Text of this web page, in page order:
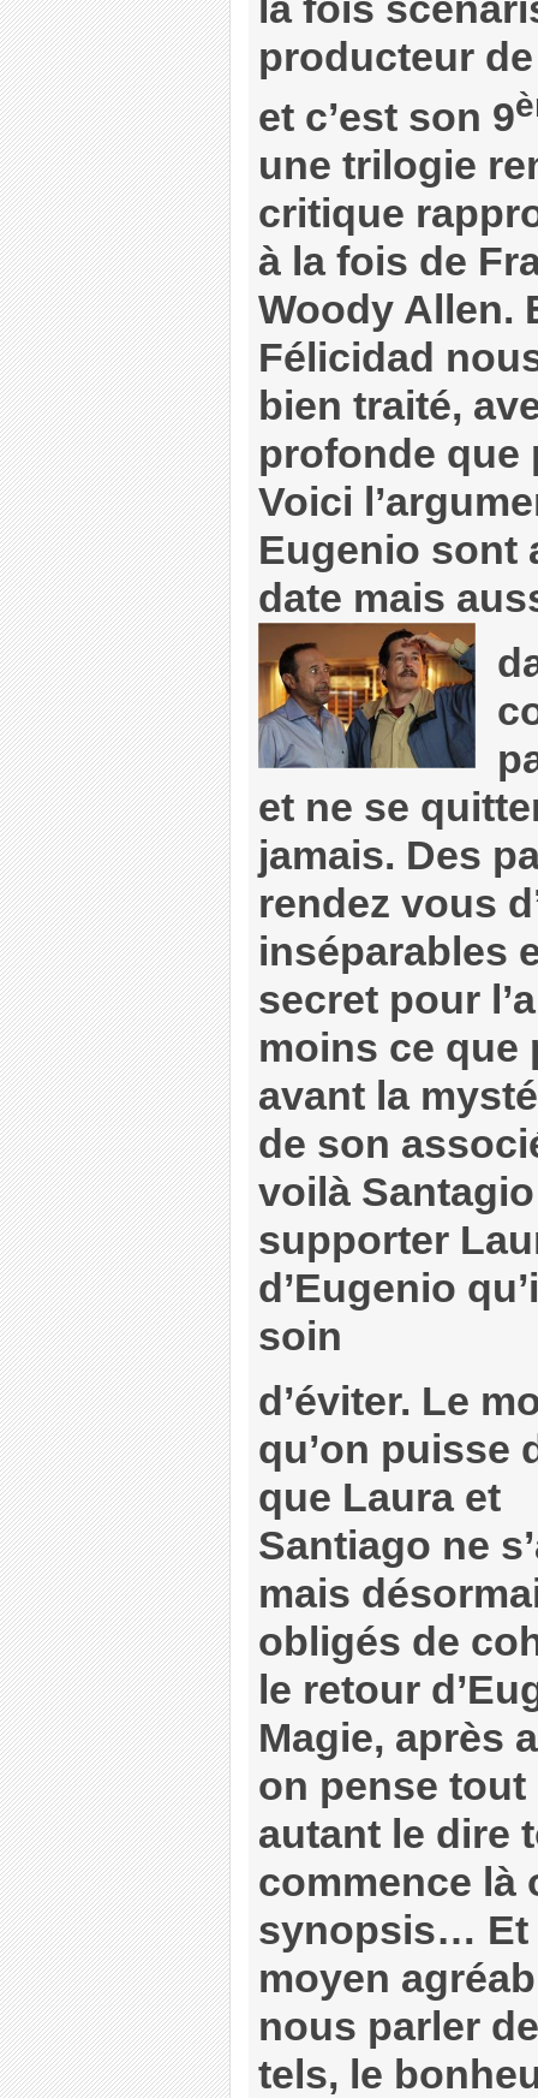
la fois
producteur
et c’est son 9
une trilogie
critique
à la fois de
Woody Allen.
Félicidad
bien traité,
profonde que
Voici
Eugenio sont
date mais
et ne se
jamais. Des
rendez vous
inséparables
secret pour
moins ce que
avant la
de son
voilà
supporter
d’Eugenio
soin
d’éviter. Le
qu’on puisse
que Laura et
Santiago ne
mais
obligés de
le retour
Magie, après
on pense
autant le dire
commence là
synopsis… Et
moyen
nous parler
tels, le